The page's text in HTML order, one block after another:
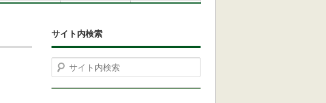
サイト内検索
Search